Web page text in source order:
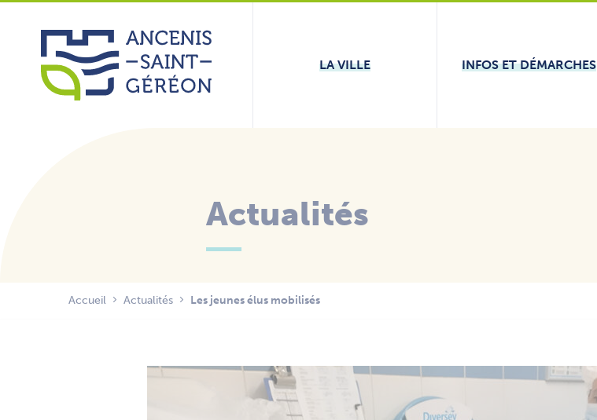
Aller
contenu
LA VILLE
INFOS ET DÉMARCHES
Actualités
Accueil Actualités Les jeunes élus mobilisés
Panneau de gestion des cookies